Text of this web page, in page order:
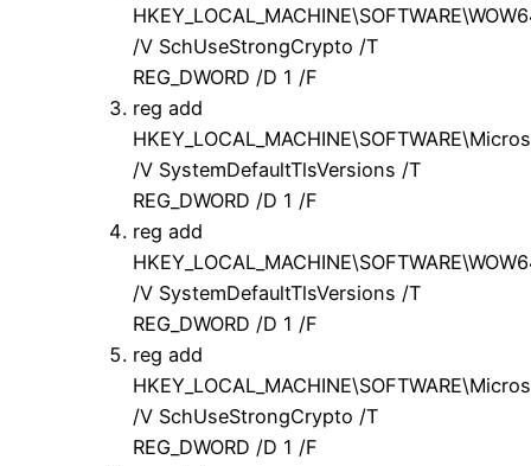
/V SchUseStrongCrypto /T
REG_DWORD /D 1 /F
reg add
/V SystemDefaultTlsVersions /T
REG_DWORD /D 1 /F
reg add
/V SystemDefaultTlsVersions /T
REG_DWORD /D 1 /F
reg add
/V SchUseStrongCrypto /T
REG_DWORD /D 1 /F